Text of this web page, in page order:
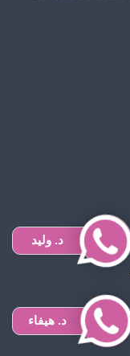
د. وليد
د. هيفاء